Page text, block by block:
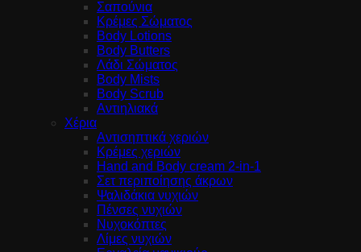
Σαπούνια
Κρέμες Σώματος
Body Lotions
Body Butters
Λάδι Σώματος
Body Mists
Body Scrub
Αντιηλιακά
Χέρια
Αντισηπτικά χεριών
Κρέμες χεριών
Hand and Body cream 2-in-1
Σετ περιποίησης άκρων
Ψαλιδάκια νυχιών
Πένσες νυχιών
Νυχοκόπτες
Λίμες νυχιών